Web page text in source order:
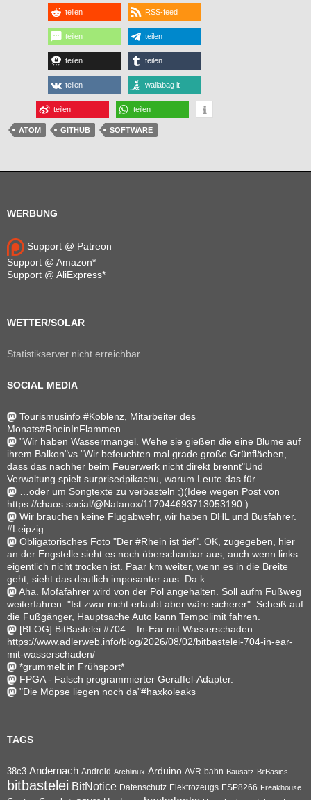
teilen RSS-feed
teilen teilen
teilen teilen
teilen wallabag it
teilen teilen
ATOM GITHUB SOFTWARE
WERBUNG
Support @ Patreon
Support @ Amazon*
Support @ AliExpress*
WETTER/SOLAR
Statistikserver nicht erreichbar
SOCIAL MEDIA
Tourismusinfo #Koblenz, Mitarbeiter des
Monats#RheinInFlammen
"Wir haben Wassermangel. Wehe sie gießen die eine Blume auf
ihrem Balkon"vs."Wir befeuchten mal grade große Grünflächen,
dass das nachher beim Feuerwerk nicht direkt brennt"Und
Verwaltung spielt surprisedpikachu, warum Leute das für...
…oder um Songtexte zu verbasteln ;)(Idee wegen Post von
https://chaos.social/@Natanox/117044693713053190 )
Wir brauchen keine Flugabwehr, wir haben DHL und Busfahrer.
#Leipzig
Obligatorisches Foto "Der #Rhein ist tief". OK, zugegeben, hier
an der Engstelle sieht es noch überschaubar aus, auch wenn links
eigentlich nicht trocken ist. Paar km weiter, wenn es in die Breite
geht, sieht das deutlich imposanter aus. Da k...
Aha. Mofafahrer wird von der Pol angehalten. Soll aufm Fußweg
weiterfahren. "Ist zwar nicht erlaubt aber wäre sicherer". Scheiß auf
die Fußgänger, Hauptsache Auto kann Tempolimit fahren.
[BLOG] BitBastelei #704 – In-Ear mit Wasserschaden
https://www.adlerweb.info/blog/2026/08/02/bitbastelei-704-in-ear-
mit-wasserschaden/
*grummelt in Frühsport*
FPGA - Falsch programmierter Geraffel-Adapter.
"Die Möpse liegen noch da"#haxkoleaks
TAGS
38c3 Andernach Android Archlinux Arduino AVR bahn Bausatz BitBasics
bitbastelei BitNotice Datenschutz Elektrozeugs ESP8266 Freakhouse